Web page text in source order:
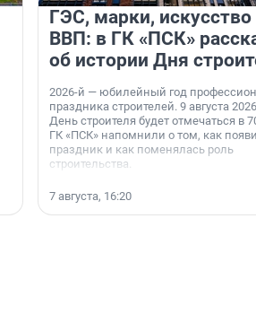
ГЭС, марки, искусство
ВВП: в ГК «ПСК»
об истории Дня
2026-й — юбилейный год
праздника строителей. 9 августа
День строителя будет отмечаться в
ГК «ПСК» напомнили о том, как
праздник и как поменялась роль
строительства.
7 августа, 16:20